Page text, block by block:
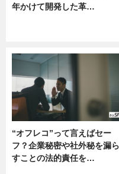
年かけて開発した革…
“オフレコ”って言えばセー
フ？企業秘密や社外秘を漏ら
すことの法的責任を…